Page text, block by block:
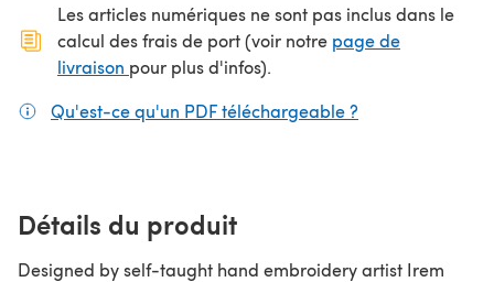
Les articles numériques ne sont pas inclus dans le
calcul des frais de port (voir notre page de
livraison (s'ouvre dans un nouvel onglet)
pour plus d'infos).
Qu'est-ce qu'un PDF téléchargeable ?
Détails du produit
Designed by self-taught hand embroidery artist Irem